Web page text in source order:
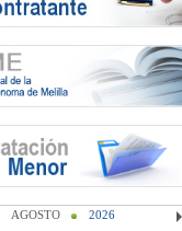
AGOSTO 2026